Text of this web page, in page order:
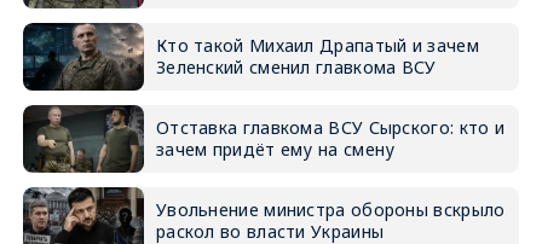
Кто такой Михаил Драпатый и зачем
Зеленский сменил главкома ВСУ
Отставка главкома ВСУ Сырского: кто и
зачем придёт ему на смену
Увольнение министра обороны вскрыло
раскол во власти Украины